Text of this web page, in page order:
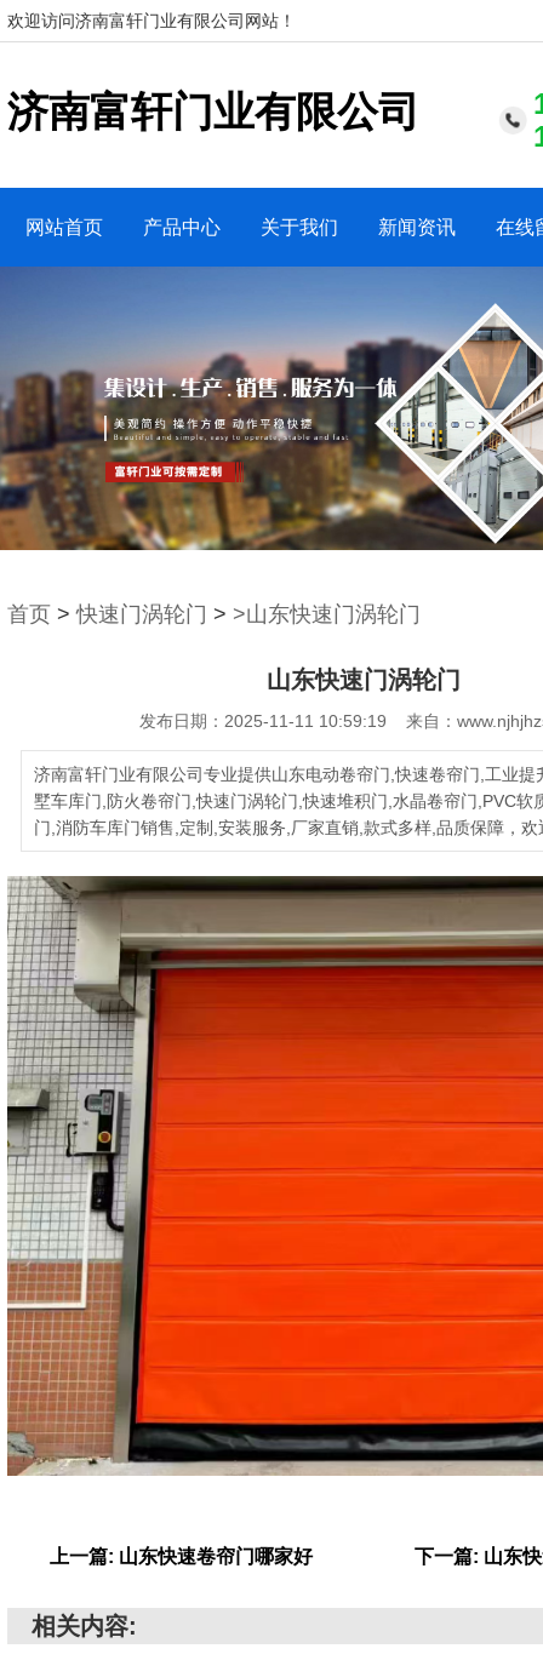
欢迎访问济南富轩门业有限公司网站！
济南富轩门业有限公司
网站首页 产品中心 关于我们 新闻资讯 在线
首页 >快速门涡轮门 > >山东快速门涡轮门
山东快速门涡轮门
发布日期：2025-11-11 10:59:19 来自：
济南富轩门业有限公司专业提供山东电动卷帘门,快速卷帘门,工业提
墅车库门,防火卷帘门,快速门涡轮门,快速堆积门,水晶卷帘门,PVC软
门,消防车库门销售,定制,安装服务,厂家直销,款式多样,品质保障，欢
上一篇: 山东快速卷帘门哪家好 下一篇: 山东
相关内容: